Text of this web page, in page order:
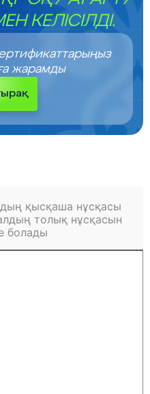
КЕЛІСІЛДІ.
жарамды
қысқаша нұсқасы
толық нұсқасын
болады